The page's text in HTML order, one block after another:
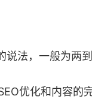
说法，一般为两
优化和内容的完